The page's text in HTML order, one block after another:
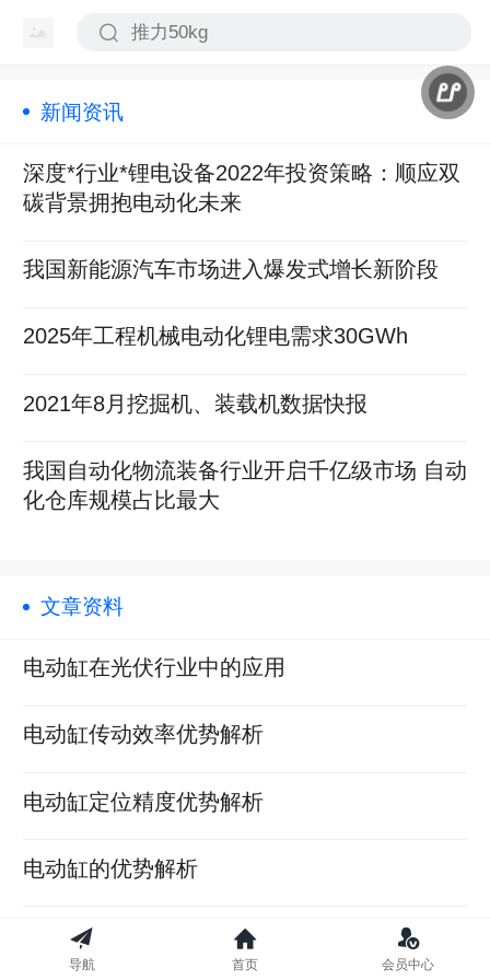
新闻资讯
深度*行业*锂电设备2022年投资策略：顺应双
碳背景拥抱电动化未来
我国新能源汽车市场进入爆发式增长新阶段
2025年工程机械电动化锂电需求30GWh
2021年8月挖掘机、装载机数据快报
我国自动化物流装备行业开启千亿级市场 自动
化仓库规模占比最大
文章资料
电动缸在光伏行业中的应用
电动缸传动效率优势解析
电动缸定位精度优势解析
电动缸的优势解析
电动缸温度升高会产生什么影响
导航 首页 会员中心